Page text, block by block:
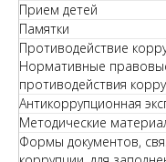
Прием детей
Памятки
Противодействие
Нормативные
противодействия
Антикоррупционная
Методические
Формы документов,